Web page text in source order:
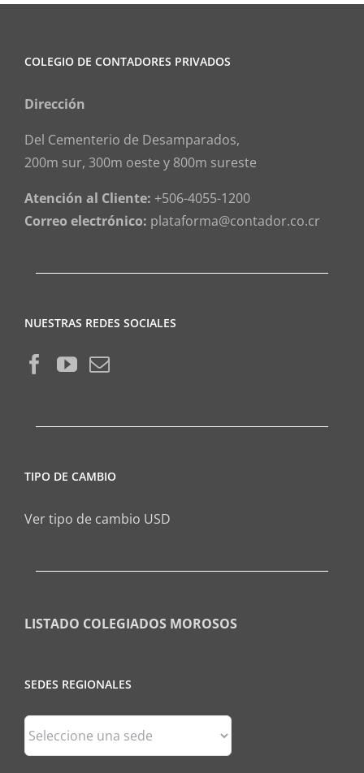
COLEGIO DE CONTADORES PRIVADOS
Dirección
Del Cementerio de Desamparados,
200m sur, 300m oeste y 800m sureste
Atención al Cliente: +506-4055-1200
Correo electrónico: plataforma@contador.co.cr
NUESTRAS REDES SOCIALES
TIPO DE CAMBIO
Ver tipo de cambio USD
LISTADO COLEGIADOS MOROSOS
SEDES REGIONALES
Sedes
Regionales